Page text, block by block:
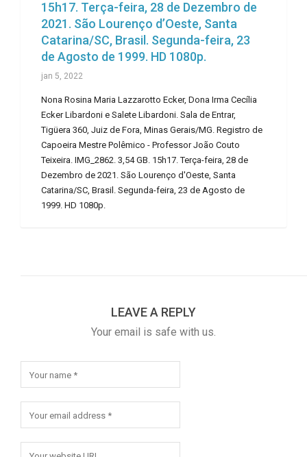
15h17. Terça-feira, 28 de Dezembro de
2021. São Lourenço d’Oeste, Santa
Catarina/SC, Brasil. Segunda-feira, 23
de Agosto de 1999. HD 1080p.
jan 5, 2022
Nona Rosina Maria Lazzarotto Ecker, Dona Irma Cecília
Ecker Libardoni e Salete Libardoni. Sala de Entrar,
Tigüera 360, Juiz de Fora, Minas Gerais/MG. Registro de
Capoeira Mestre Polêmico - Professor João Couto
Teixeira. IMG_2862. 3,54 GB. 15h17. Terça-feira, 28 de
Dezembro de 2021. São Lourenço d'Oeste, Santa
Catarina/SC, Brasil. Segunda-feira, 23 de Agosto de
1999. HD 1080p.
LEAVE A REPLY
Your email is safe with us.